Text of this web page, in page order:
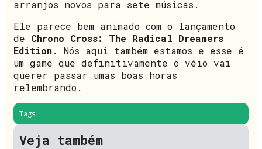
arranjos novos para sete músicas.
Ele parece bem animado com o lançamento
de Chrono Cross: The Radical Dreamers
Edition. Nós aqui também estamos e esse é
um game que definitivamente o véio vai
querer passar umas boas horas
relembrando.
Tags:
Veja também